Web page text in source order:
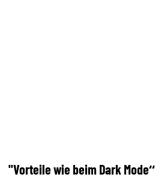
"Vorteile wie beim Dark Mode“